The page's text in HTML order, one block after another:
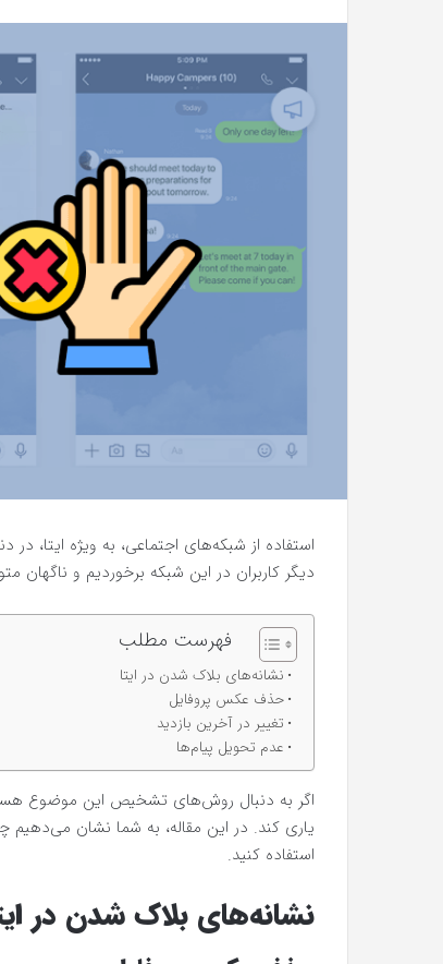
استفاده از شبکه‌های اجتماعی، به ویژه ایتا،
دیگر کاربران در این شبکه برخوردیم و
فهرست مطلب
نشانه‌های بلاک شدن در ایتا
حذف عکس پروفایل
تغییر در آخرین بازدید
عدم تحویل پیام‌ها
اگر به دنبال روش‌های تشخیص این موضوع
یاری کند. در این مقاله، به شما نشان می‌دهیم
استفاده کنید.
نشانه‌های بلاک شدن در